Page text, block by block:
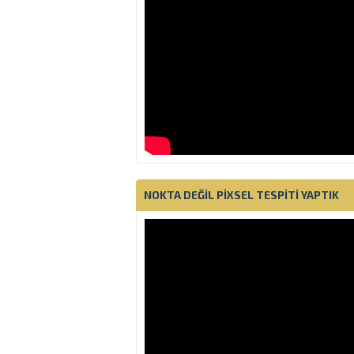
NOKTA DEĞIL PIXSEL TESPITI YAPTIK